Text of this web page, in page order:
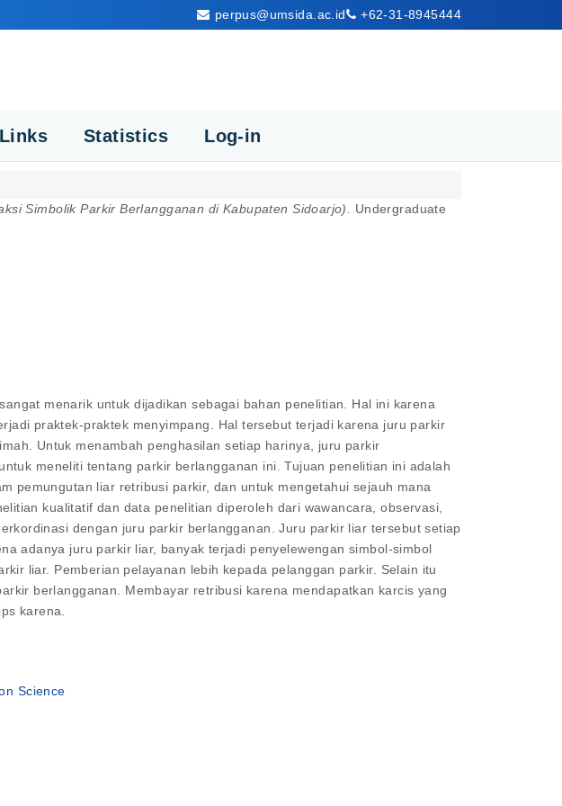
perpus@umsida.ac.id +62-31-8945444
Statistics Log-in
Simbolik Parkir Berlangganan di Kabupaten Sidoarjo).
Undergraduate
menarik untuk dijadikan sebagai bahan penelitian. Hal ini karena
praktek-praktek menyimpang. Hal tersebut terjadi karena juru parkir
Untuk menambah penghasilan setiap harinya, juru parkir
meneliti tentang parkir berlangganan ini. Tujuan penelitian ini adalah
pemungutan liar retribusi parkir, dan untuk mengetahui sejauh mana
kualitatif dan data penelitian diperoleh dari wawancara, observasi,
dengan juru parkir berlangganan. Juru parkir liar tersebut setiap
adanya juru parkir liar, banyak terjadi penyelewengan simbol-simbol
liar. Pemberian pelayanan lebih kepada pelanggan parkir. Selain itu
berlangganan. Membayar retribusi karena mendapatkan karcis yang
karena.
Science